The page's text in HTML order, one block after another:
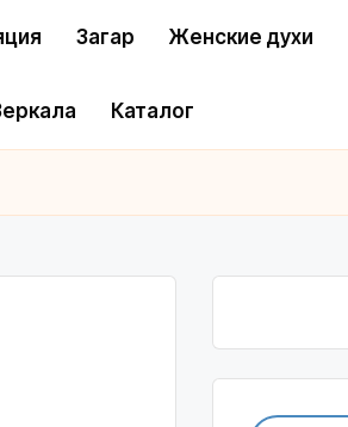
Загар Женские духи
Каталог